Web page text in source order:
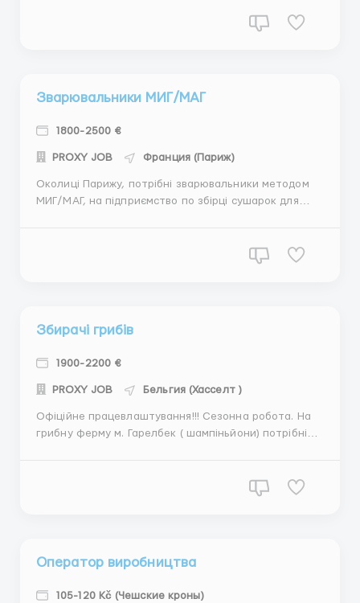
який повертають з магазинів, переупаковка,
Зварювальники МИГ/МАГ
1800-2500 €
PROXY JOB Франция (Париж)
Околиці Парижу, потрібні зварювальники методом
МИГ/МАГ, на підприємство по збірці сушарок для
одежу мати свою. Довіз безкоштовний. Житло
Збирачі грибів
1900-2200 €
PROXY JOB Бельгия (Хасселт )
Офіційне працевлаштування!!! Сезонна робота. На
грибну ферму м. Гарелбек ( шампіньйони) потрібні
євро( нетто) в годину. Норма 26 кг.в годину.. Графік
Оператор виробництва
105-120 Kč (Чешские кроны)